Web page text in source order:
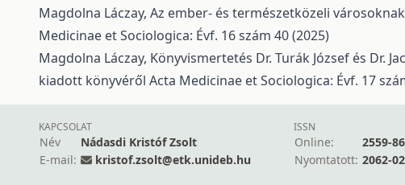
Magdolna Láczay, Az ember- és természetközeli
Medicinae et Sociologica: Évf. 16 szám 40 (2025)
Magdolna Láczay, Könyvismertetés Dr. Turák József és Dr.
kiadott könyvéről Acta Medicinae et Sociologica: Évf. 17
KAPCSOLAT
Név
Nádasdi Kristóf Zsolt
E-mail:
kristof.zsolt@etk.unideb.hu
ISSN
Online:
2559-
Nyomtatott: 2062-